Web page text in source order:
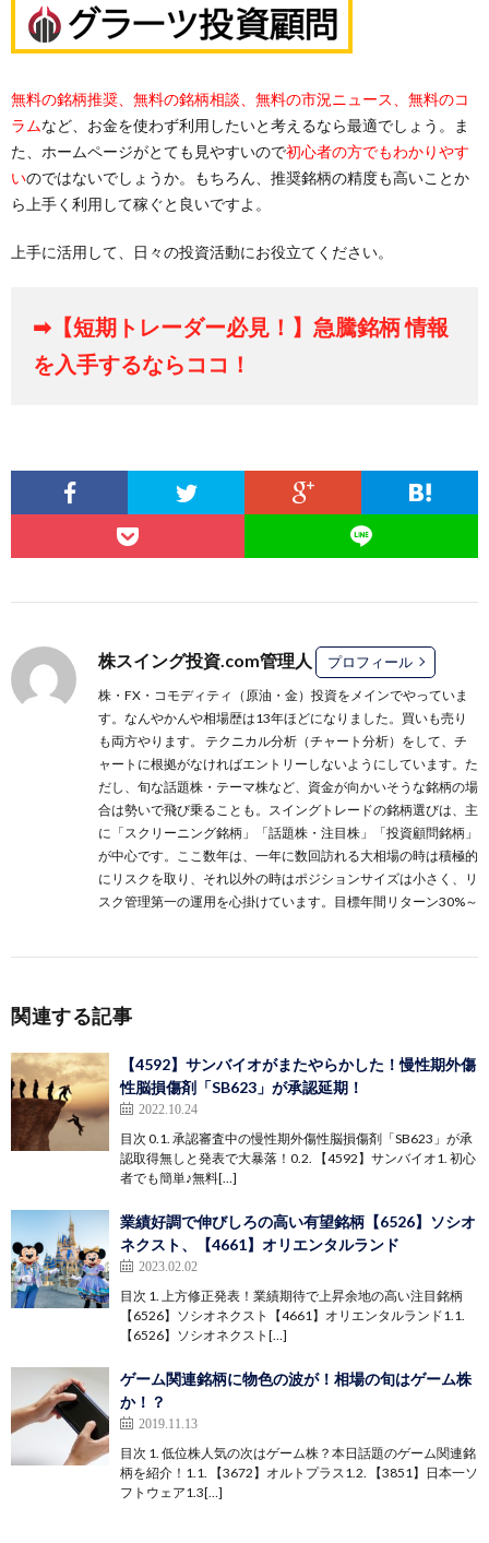
無料の銘柄推奨、無料の銘柄相談、無料の市況ニュース、無料のコ
ラムなど、お金を使わず利用したいと考えるなら最適でしょう。ま
た、ホームページがとても見やすいので初心者の方でもわかりやす
いのではないでしょうか。もちろん、推奨銘柄の精度も高いことか
ら上手く利用して稼ぐと良いですよ。
上手に活用して、日々の投資活動にお役立てください。
➡【短期トレーダー必見！】急騰銘柄 情報
を入手するならココ！
株スイング投資.com管理人 プロフィール
株・FX・コモディティ（原油・金）投資をメインでやっていま
す。なんやかんや相場歴は13年ほどになりました。買いも売り
も両方やります。 テクニカル分析（チャート分析）をして、チ
ャートに根拠がなければエントリーしないようにしています。た
だし、旬な話題株・テーマ株など、資金が向かいそうな銘柄の場
合は勢いで飛び乗ることも。スイングトレードの銘柄選びは、主
に 「スクリーニング銘柄」 「話題株・注目株」
「投資顧問銘柄」
が中心です。ここ数年は、一年に数回訪れる大相場の時は積極的
にリスクを取り、それ以外の時はポジションサイズは小さく、リ
スク管理第一の運用を心掛けています。目標年間リターン30%～
関連する記事
【4592】サンバイオがまたやらかした！慢性期外傷
性脳損傷剤「SB623」が承認延期！
2022.10.24
目次 0.1. 承認審査中の慢性期外傷性脳損傷剤「SB623」が承
認取得無しと発表で大暴落！0.2. 【4592】サンバイオ1. 初心
者でも簡単♪無料[…]
業績好調で伸びしろの高い有望銘柄【6526】ソシオ
ネクスト、【4661】オリエンタルランド
2023.02.02
目次 1. 上方修正発表！業績期待で上昇余地の高い注目銘柄
【6526】ソシオネクスト【4661】オリエンタルランド1.1.
【6526】ソシオネクスト[…]
ゲーム関連銘柄に物色の波が！相場の旬はゲーム株
か！？
2019.11.13
目次 1. 低位株人気の次はゲーム株？本日話題のゲーム関連銘
柄を紹介！1.1. 【3672】オルトプラス1.2. 【3851】日本一ソ
フトウェア1.3[…]